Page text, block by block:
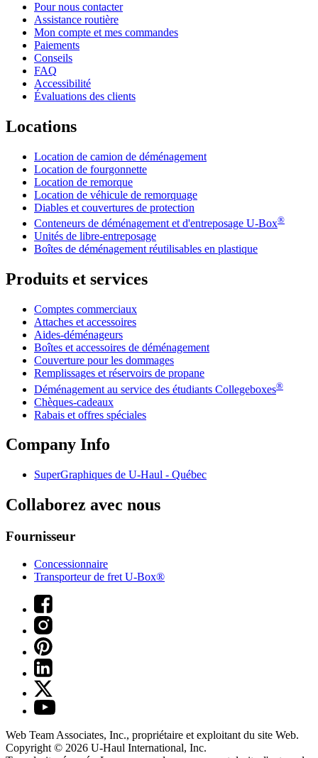
Pour nous contacter
Assistance routière
Mon compte et mes commandes
Paiements
Conseils
FAQ
Accessibilité
Évaluations des clients
Locations
Location de camion de déménagement
Location de fourgonnette
Location de remorque
Location de véhicule de remorquage
Diables et couvertures de protection
Conteneurs de déménagement et d'entreposage U-Box®
Unités de libre-entreposage
Boîtes de déménagement réutilisables en plastique
Produits et services
Comptes commerciaux
Attaches et accessoires
Aides-déménageurs
Boîtes et accessoires de déménagement
Couverture pour les dommages
Remplissages et réservoirs de propane
Déménagement au service des étudiants Collegeboxes®
Chèques-cadeaux
Rabais et offres spéciales
Company Info
SuperGraphiques de U-Haul - Québec
Collaborez avec nous
Fournisseur
Concessionnaire
Transporteur de fret U-Box®
Web Team Associates, Inc., propriétaire et exploitant du site Web.
Copyright © 2026 U-Haul International, Inc.